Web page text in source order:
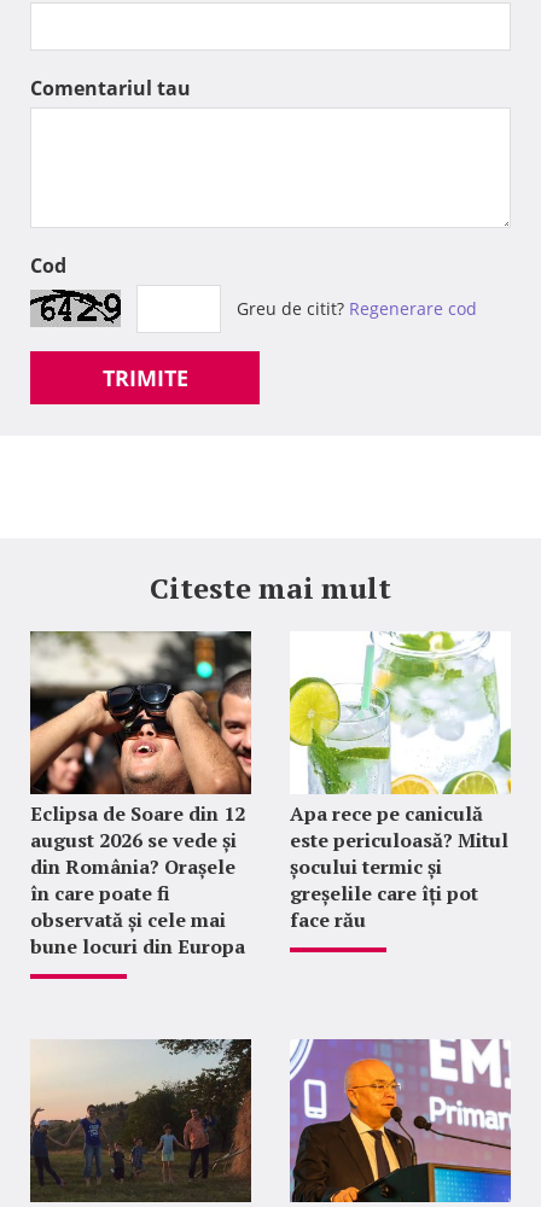
Comentariul tau
Cod
Greu de citit? Regenerare cod
TRIMITE
Citeste mai mult
Eclipsa de Soare din 12
august 2026 se vede și
din România? Orașele
în care poate fi
observată și cele mai
bune locuri din Europa
Apa rece pe caniculă
este periculoasă? Mitul
șocului termic și
greșelile care îți pot
face rău